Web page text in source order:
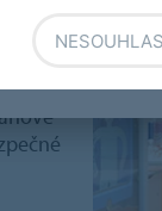
těží z